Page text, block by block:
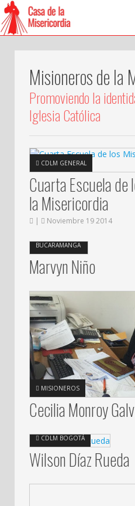
Misioneros de la
Promoviendo la
Iglesia Católica
CDLM GENERAL
Cuarta Escuela
la Misericordia
| Noviembre 19 2014
BUCARAMANGA
Marvyn Niño
MISIONEROS
Cecilia Monroy
CDLM BOGOTÁ
Wilson Díaz Rueda